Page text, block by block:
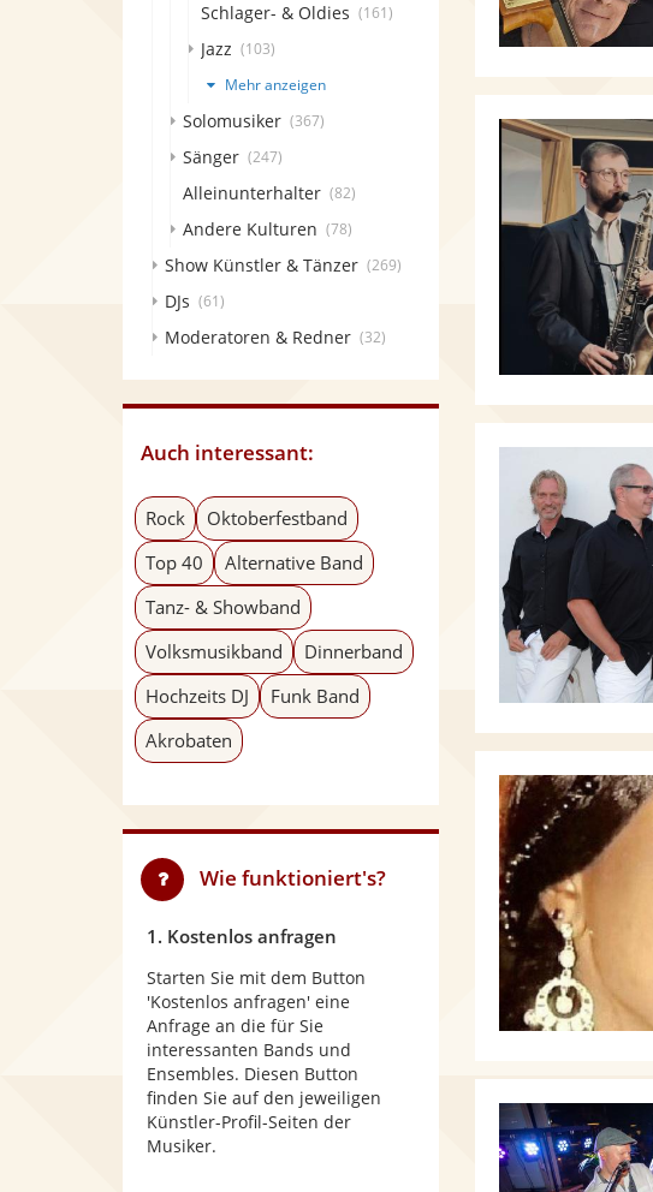
Schlager- & Oldies (161)
Jazz (103)
Mehr anzeigen
Solomusiker (367)
Sänger (247)
Alleinunterhalter (82)
Andere Kulturen (78)
Show Künstler & Tänzer (269)
DJs (61)
Moderatoren & Redner (32)
Auch interessant:
Rock
Oktoberfestband
Top 40
Alternative Band
Tanz- & Showband
Volksmusikband
Dinnerband
Hochzeits DJ
Funk Band
Akrobaten
Wie funktioniert's?
1. Kostenlos anfragen
Starten Sie mit dem Button
'Kostenlos anfragen' eine
Anfrage an die für Sie
interessanten Bands und
Ensembles. Diesen Button
finden Sie auf den jeweiligen
Künstler-Profil-Seiten der
Musiker.